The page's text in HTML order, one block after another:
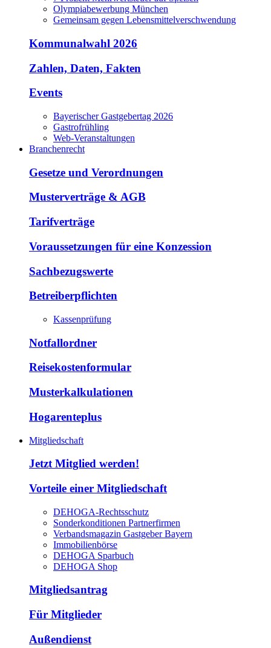
Olympiabewerbung München
Gemeinsam gegen Lebensmittelverschwendung
Kommunalwahl 2026
Zahlen, Daten, Fakten
Events
Bayerischer Gastgebertag 2026
Gastrofrühling
Web-Veranstaltungen
Branchenrecht
Gesetze und Verordnungen
Musterverträge & AGB
Tarifverträge
Voraussetzungen für eine Konzession
Sachbezugswerte
Betreiberpflichten
Kassenprüfung
Notfallordner
Reisekostenformular
Musterkalkulationen
Hogarenteplus
Mitgliedschaft
Jetzt Mitglied werden!
Vorteile einer Mitgliedschaft
DEHOGA-Rechtsschutz
Sonderkonditionen Partnerfirmen
Verbandsmagazin Gastgeber Bayern
Immobilienbörse
DEHOGA Sparbuch
DEHOGA Shop
Mitgliedsantrag
Für Mitglieder
Außendienst